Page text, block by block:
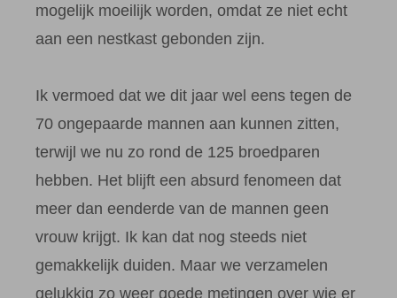
mogelijk moeilijk worden, omdat ze niet echt
aan een nestkast gebonden zijn.
Ik vermoed dat we dit jaar wel eens tegen de
70 ongepaarde mannen aan kunnen zitten,
terwijl we nu zo rond de 125 broedparen
hebben. Het blijft een absurd fenomeen dat
meer dan eenderde van de mannen geen
vrouw krijgt. Ik kan dat nog steeds niet
gemakkelijk duiden. Maar we verzamelen
gelukkig zo weer goede metingen over wie er